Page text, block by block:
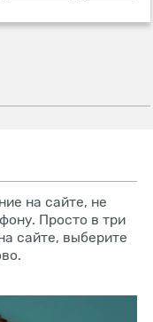
на сайте, не
Просто в три
сайте, выберите